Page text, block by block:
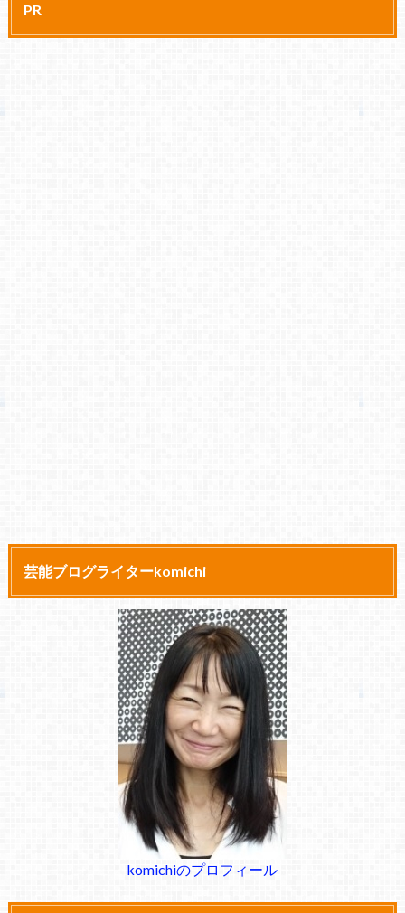
PR
芸能ブログライターkomichi
komichiのプロフィール